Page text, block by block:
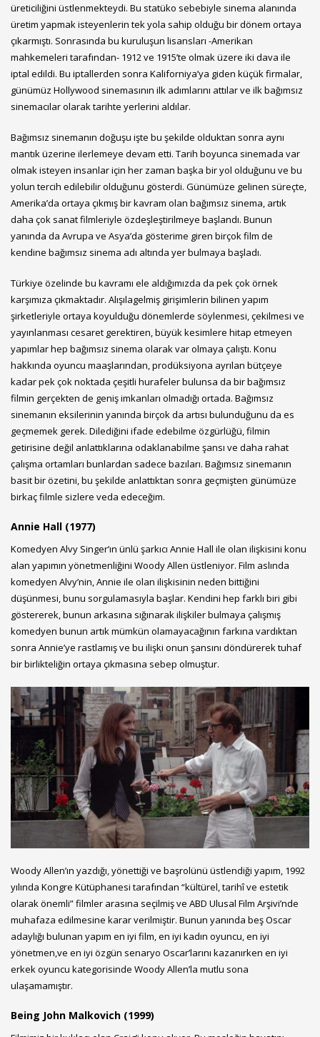
üreticiliğini üstlenmekteydi. Bu statüko sebebiyle sinema alanında
üretim yapmak isteyenlerin tek yola sahip olduğu bir dönem ortaya
çıkarmıştı. Sonrasında bu kuruluşun lisansları -Amerikan
mahkemeleri tarafından- 1912 ve 1915’te olmak üzere iki dava ile
iptal edildi. Bu iptallerden sonra Kaliforniya’ya giden küçük firmalar,
günümüz Hollywood sinemasının ilk adımlarını attılar ve ilk bağımsız
sinemacılar olarak tarihte yerlerini aldılar.
Bağımsız sinemanın doğuşu işte bu şekilde olduktan sonra aynı
mantık üzerine ilerlemeye devam etti. Tarih boyunca sinemada var
olmak isteyen insanlar için her zaman başka bir yol olduğunu ve bu
yolun tercih edilebilir olduğunu gösterdi. Günümüze gelinen süreçte,
Amerika’da ortaya çıkmış bir kavram olan bağımsız sinema, artık
daha çok sanat filmleriyle özdeşleştirilmeye başlandı. Bunun
yanında da Avrupa ve Asya’da gösterime giren birçok film de
kendine bağımsız sinema adı altında yer bulmaya başladı.
Türkiye özelinde bu kavramı ele aldığımızda da pek çok örnek
karşımıza çıkmaktadır. Alışılagelmiş girişimlerin bilinen yapım
şirketleriyle ortaya koyulduğu dönemlerde söylenmesi, çekilmesi ve
yayınlanması cesaret gerektiren, büyük kesimlere hitap etmeyen
yapımlar hep bağımsız sinema olarak var olmaya çalıştı. Konu
hakkında oyuncu maaşlarından, prodüksiyona ayrılan bütçeye
kadar pek çok noktada çeşitli hurafeler bulunsa da bir bağımsız
filmin gerçekten de geniş imkanları olmadığı ortada. Bağımsız
sinemanın eksilerinin yanında birçok da artısı bulunduğunu da es
geçmemek gerek. Dilediğini ifade edebilme özgürlüğü, filmin
getirisine değil anlattıklarına odaklanabilme şansı ve daha rahat
çalışma ortamları bunlardan sadece bazıları. Bağımsız sinemanın
basit bir özetini, bu şekilde anlattıktan sonra geçmişten günümüze
birkaç filmle sizlere veda edeceğim.
Annie Hall (1977)
Komedyen Alvy Singer’ın ünlü şarkıcı Annie Hall ile olan ilişkisini konu
alan yapımın yönetmenliğini Woody Allen üstleniyor. Film aslında
komedyen Alvy’nin, Annie ile olan ilişkisinin neden bittiğini
düşünmesi, bunu sorgulamasıyla başlar. Kendini hep farklı biri gibi
göstererek, bunun arkasına sığınarak ilişkiler bulmaya çalışmış
komedyen bunun artık mümkün olamayacağının farkına vardıktan
sonra Annie’ye rastlamış ve bu ilişki onun şansını döndürerek tuhaf
bir birlikteliğin ortaya çıkmasına sebep olmuştur.
Woody Allen’ın yazdığı, yönettiği ve başrolünü üstlendiği yapım, 1992
yılında Kongre Kütüphanesi tarafından “kültürel, tarihî ve estetik
olarak önemli” filmler arasına seçilmiş ve ABD Ulusal Film Arşivi’nde
muhafaza edilmesine karar verilmiştir. Bunun yanında beş Oscar
adaylığı bulunan yapım en iyi film, en iyi kadın oyuncu, en iyi
yönetmen,ve en iyi özgün senaryo Oscar’larını kazanırken en iyi
erkek oyuncu kategorisinde Woody Allen’la mutlu sona
ulaşamamıştır.
Being John Malkovich (1999)